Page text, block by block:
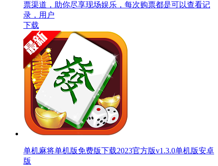
票渠道，助你尽享现场娱乐，每次购票都是可以查看记
录，用户
下载
单机麻将单机版免费版下载2023官方版v1.3.0单机版安卓
版